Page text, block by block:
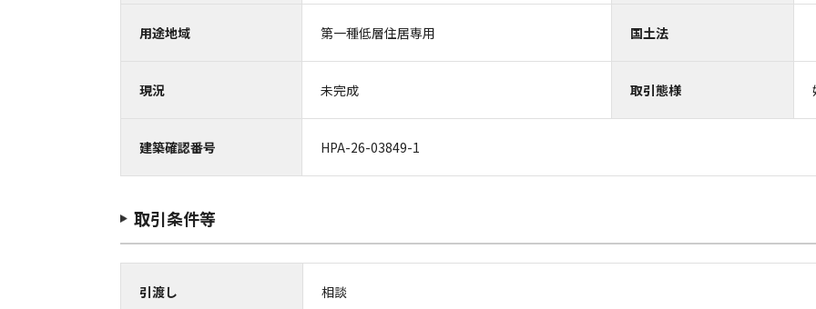
用途地域 第一種低層住居専用 国土法
現況 未完成 取引態様
建築確認番号 HPA-26-03849-1
取引条件等
引渡し 相談